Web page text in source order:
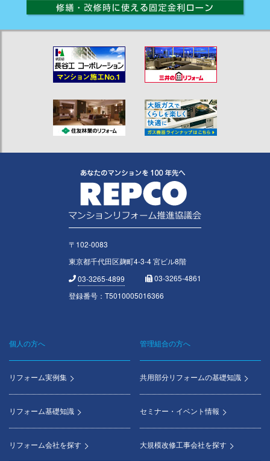
〒102-0083
東京都千代田区麹町4-3-4 宮ビル8階
03-3265-4899
03-3265-4861
登録番号：T5010005016366
Footer
menu
個人の方へ
リフォーム実例集
リフォーム基礎知識
リフォーム会社を探す
管理組合の方へ
共用部分リフォームの基礎知識
セミナー・イベント情報
大規模改修工事会社を探す